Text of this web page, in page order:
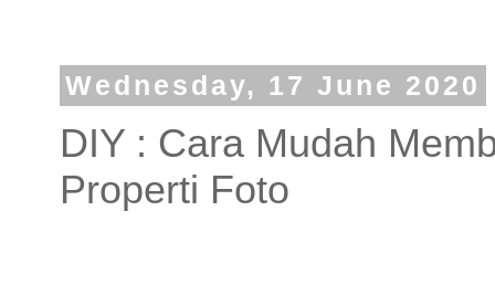
Wednesday, 17 June 2020
DIY : Cara Mudah
Properti Foto